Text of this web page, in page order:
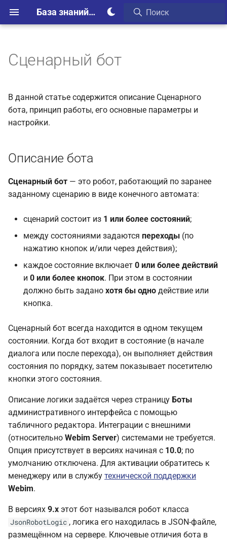
База знаний Webim
Описание бота
Принцип работы бота
Общий алгоритм
сообщение вместо
Проверки и типовые
Переход при сообщении от
посетителя
Состояние
Кнопки
Кнопка с ссылкой
робота
Сценарный бот
В данной статье содержится описание Сценарного
бота, принцип работы, его основные параметры и
настройки.
Описание бота
Сценарный бот — это робот, работающий по заранее
заданному сценарию в виде конечного автомата:
сценарий состоит из 1 или более состояний;
между состояниями задаются переходы (по
нажатию кнопок и/или через действия);
каждое состояние включает 0 или более действий
и 0 или более кнопок. При этом в состоянии
должно быть задано хотя бы одно действие или
кнопка.
Сценарный бот всегда находится в одном текущем
состоянии. Когда бот входит в состояние (в начале
диалога или после перехода), он выполняет действия
состояния по порядку, затем показывает посетителю
кнопки этого состояния.
Описание логики задаётся через страницу Боты
административного интерфейса с помощью
табличного редактора. Интеграции с внешними
(относительно Webim Server) системами не требуется.
Опция присутствует в версиях начиная с 10.0; по
умолчанию отключена. Для активации обратитесь к
менеджеру или в службу технической поддержки
Webim.
В версиях 9.х этот бот назывался робот класса
JsonRobotLogic , логика его находилась в JSON-файле,
размещённом на сервере. Ключевые отличия бота в